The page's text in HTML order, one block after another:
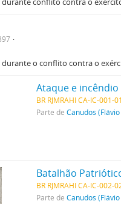
o conflito contra o
Ataque e incêndio
BR RJMRAHI CA-IC-001-
Parte deCanudos
Batalhão
BR RJMRAHI CA-IC-002-
Parte deCanudos